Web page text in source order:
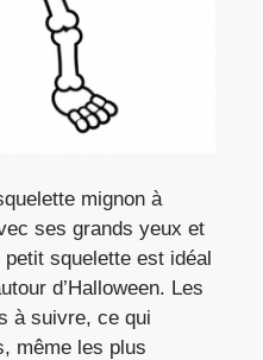
mignon à
ses grands yeux et
squelette est idéal
d’Halloween. Les
à suivre, ce qui
même les plus